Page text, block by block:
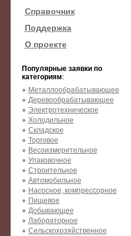
Справочник
Поддержка
О проекте
Популярные заявки по
категориям:
Металлообрабатывающее
Деревообрабатывающее
Электротехническое
Холодильное
Складское
Торговое
Весоизмерительное
Упаковочное
Строительное
Автомобильное
Насосное, компрессорное
Пищевое
Добывающее
Лабораторное
Сельскохозяйственное